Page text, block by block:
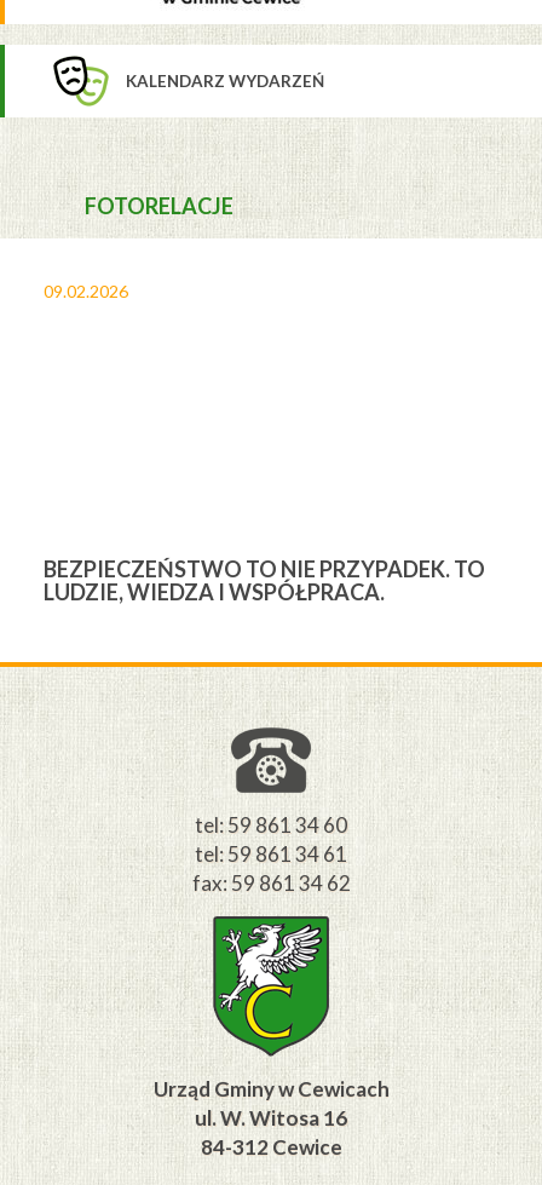
KALENDARZ WYDARZEŃ
FOTORELACJE
09.02.2026
BEZPIECZEŃSTWO TO NIE PRZYPADEK. TO
LUDZIE, WIEDZA I WSPÓŁPRACA.
tel: 59 861 34 60
tel: 59 861 34 61
fax: 59 861 34 62
Urząd Gminy w Cewicach
ul. W. Witosa 16
84-312 Cewice